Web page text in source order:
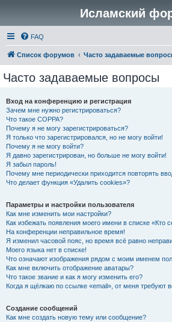
Исламский
FAQ
Список форумов Часто задаваемые
Часто задаваемые вопросы
Вход на конференцию и регистрация
Зачем мне нужно регистрироваться?
Что такое COPPA?
Почему я не могу зарегистрироваться?
Я только что зарегистрировался, но не могу войти!
Почему я не могу войти?
Я давно зарегистрирован, но больше не могу войти!
Я забыл пароль!
Почему мне периодически приходится повторять
Что делает функция «Удалить cookies»?
Параметры и настройки пользователя
Как мне изменить мои настройки?
Как избежать появления моего имени в списке «Кто
На конференции неправильное время!
Я изменил часовой пояс, но время всё равно
Моего языка нет в списке!
Что означают изображения рядом с моим именем
Как мне включить отображение аватары?
Что такое звание и как я могу изменить его?
Когда я щёлкаю по ссылке «email», от меня требуют
Создание сообщений
Как мне создать новую тему или сообщение?